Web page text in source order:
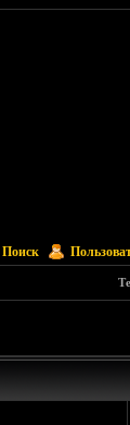
Поиск